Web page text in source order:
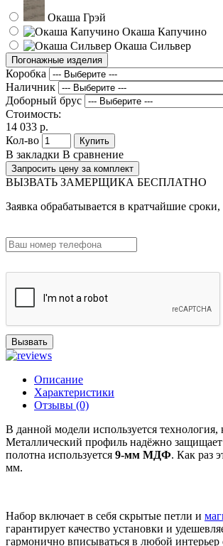
Окаша Грэй
Окаша Капучино
Окаша Сильвер
Погонажные изделия
Коробка
Наличник
Доборный брус
Стоимость:
14 033 р.
Кол-во
Купить
В закладки В сравнение
Запросить цену за комплект
ВЫЗВАТЬ ЗАМЕРЩИКА БЕСПЛАТНО
Заявка обрабатывается в кратчайшие
Вызвать
Описание
Характеристики
Отзывы (0)
В данной модели используется технология,
Металлический профиль надёжно защищает
полотна используется 9-мм МДФ. Как раз
мм.
Набор включает в себя скрытые петли и
гарантирует качество установки и
гармонично вписываться в любой интерьер